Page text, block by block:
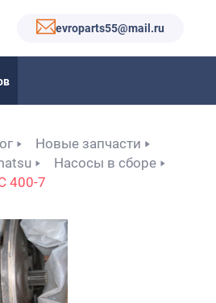
evroparts55@mail.ru
Новые запчасти
Насосы в сборе
400-7